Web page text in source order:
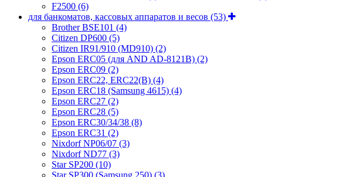
F2500 (6)
для банкоматов, кассовых аппаратов и весов (53)
Brother BSE101 (4)
Citizen DP600 (5)
Citizen IR91/910 (MD910) (2)
Epson ERC05 (для AND AD-8121B) (2)
Epson ERC09 (2)
Epson ERC22, ERC22(B) (4)
Epson ERC18 (Samsung 4615) (4)
Epson ERC27 (2)
Epson ERC28 (5)
Epson ERC30/34/38 (8)
Epson ERC31 (2)
Nixdorf NP06/07 (3)
Nixdorf ND77 (3)
Star SP200 (10)
Star SP300 (Samsung 250) (3)